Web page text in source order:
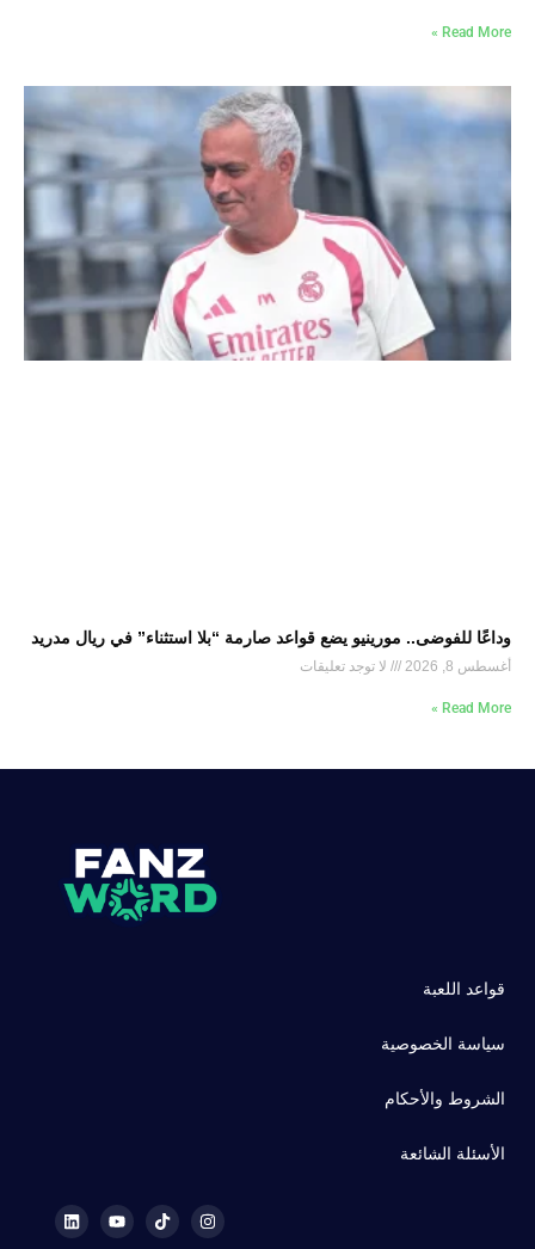
Read More »
وداعًا للفوضى.. مورينيو يضع قواعد صارمة “بلا استثناء” في ريال مدريد
أغسطس 8, 2026 لا توجد تعليقات
Read More »
قواعد اللعبة
سياسة الخصوصية
الشروط والأحكام
الأسئلة الشائعة